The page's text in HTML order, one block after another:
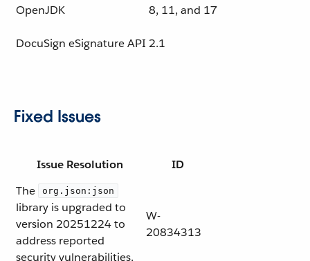
OpenJDK 8, 11, and 17
DocuSign eSignature API 2.1
Fixed Issues
Issue Resolution
ID
The
org.json:json
library is upgraded to
version 20251224 to
address reported
security vulnerabilities.
W-
20834313